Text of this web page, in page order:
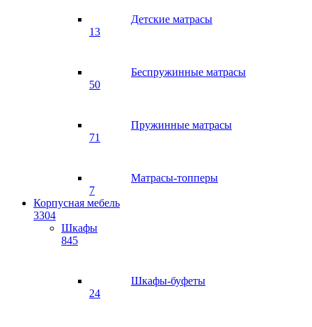
Детские матрасы
13
Беспружинные матрасы
50
Пружинные матрасы
71
Матрасы-топперы
7
Корпусная мебель
3304
Шкафы
845
Шкафы-буфеты
24